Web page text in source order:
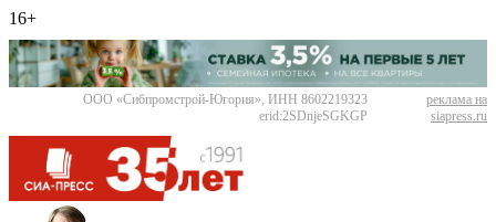
16+
ООО «Сибпромстрой-Югория», ИНН 8602219323
erid:2SDnjeSGKGP
реклама на
siapress.ru